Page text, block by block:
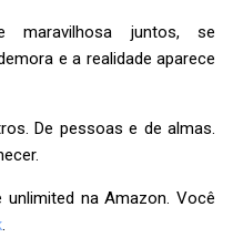
juntos, se
e a realidade aparece
De pessoas e de almas.
unlimited na Amazon. Você